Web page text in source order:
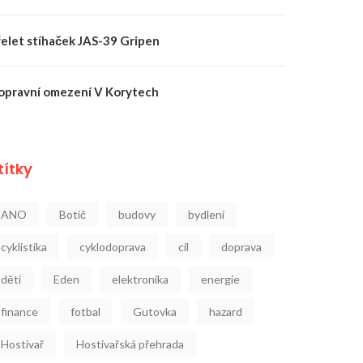
stíhaček JAS-39 Gripen
omezení V Korytech
ANO Botič budovy bydlení
cyklistika cyklodoprava cíl doprava
děti Eden elektronika energie
finance fotbal Gutovka hazard
Hostivař Hostivařská přehrada